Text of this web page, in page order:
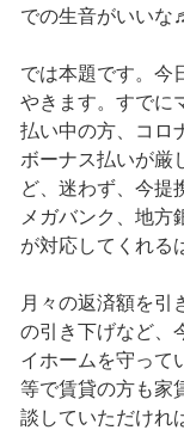
での生音がいいな♬
では本題です。今
やきます。すでに
払い中の方、コロ
ボーナス払いが厳
ど、迷わず、今提
メガバンク、地方
が対応してくれる
月々の返済額を引
の引き下げなど、
イホームを守って
等で賃貸の方も家
談していただけれ